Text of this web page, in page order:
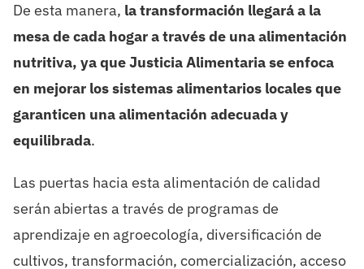
De esta manera, la transformación llegará a la
mesa de cada hogar a través de una alimentación
nutritiva, ya que Justicia Alimentariase enfoca
en mejorar los sistemasalimentarios localesque
garanticen una alimentación adecuada y
equilibrada.
Las puertas hacia esta alimentación de calidad
serán abiertas a través de programas de
aprendizaje en agroecología, diversificación de
cultivos, transformación, comercialización, acceso